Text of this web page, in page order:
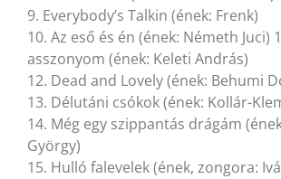
9. Everybody’s Talkin (ének: Frenk)
10. Az eső és én (ének: Németh Juci)
asszonyom (ének: Keleti András)
12. Dead and Lovely (ének: Behumi
13. Délutáni csókok (ének: Kollár-
14. Még egy szippantás drágám
György)
15. Hulló falevelek (ének, zongora: